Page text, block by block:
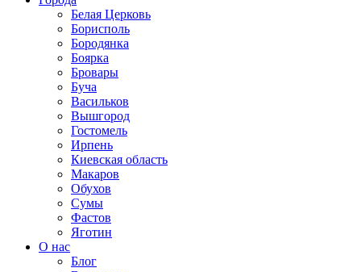
Белая Церковь
Борисполь
Бородянка
Боярка
Бровары
Буча
Васильков
Вышгород
Гостомель
Ирпень
Киевская область
Макаров
Обухов
Сумы
Фастов
Яготин
О нас
Блог